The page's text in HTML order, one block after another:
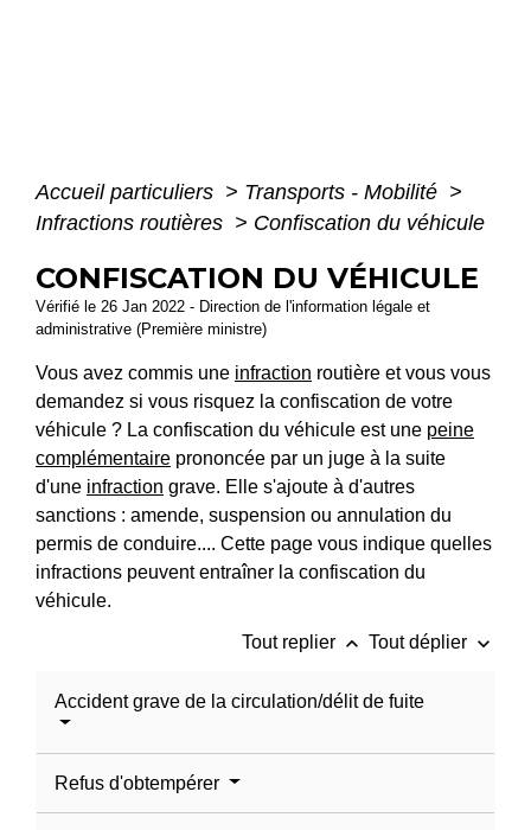
Accueil particuliers > Transports - Mobilité >
Infractions routières > Confiscation du véhicule
CONFISCATION DU VÉHICULE
Vérifié le 26 Jan 2022 - Direction de l'information légale et
administrative (Première ministre)
Vous avez commis une infraction routière et vous vous
demandez si vous risquez la confiscation de votre
véhicule ? La confiscation du véhicule est une peine
complémentaire prononcée par un juge à la suite
d'une infraction grave. Elle s'ajoute à d'autres
sanctions : amende, suspension ou annulation du
permis de conduire.... Cette page vous indique quelles
infractions peuvent entraîner la confiscation du
véhicule.
Tout replier keyboard_arrow_up Tout déplier keyboard_arrow_down
Accident grave de la circulation/délit de fuite
Refus d'obtempérer